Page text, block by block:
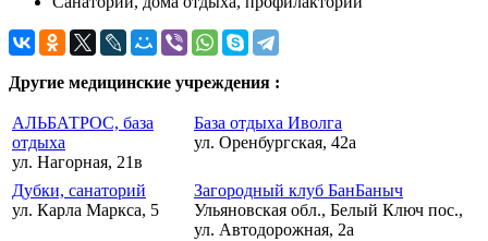
Другие медицинские учреждения :
АЛЬБАТРОС, база
отдыха
ул. Нагорная, 21в
База отдыха Иволга
ул. Оренбургская, 42а
Дубки, санаторий
ул. Карла Маркса, 5
Загородный клуб БанБаныч
Ульяновская обл., Белый Ключ пос.,
ул. Автодорожная, 2а